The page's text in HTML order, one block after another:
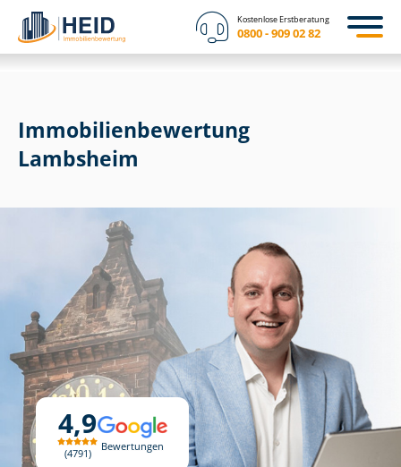
Kostenlose Erstberatung
0800 - 909 02 82
4,9
4791
Bewertungen
Immobilien­bewertung
Lambsheim